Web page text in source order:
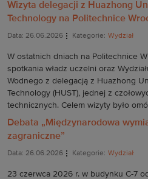
Wizyta delegacji z Huazhong
Technology na Politechnice
Data: 26.06.2026 Kategorie: Wydział
W ostatnich dniach na Politechnice
spotkania władz uczelni oraz
Wodnego z delegacją z Huazhong
Technology (HUST), jednej z
technicznych. Celem wizyty było
Debata „Międzynarodowa
zagraniczne”
Data: 26.06.2026 Kategorie: Wydział
23 czerwca 2026 r. w budynku C-7